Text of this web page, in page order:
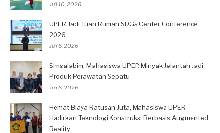
Juli 10, 2026
UPER Jadi Tuan Rumah SDGs Center Conference
2026
Juli 6, 2026
Simsalabim, Mahasiswa UPER Minyak Jelantah Jadi
Produk Perawatan Sepatu
Juli 6, 2026
Hemat Biaya Ratusan Juta, Mahasiswa UPER
Hadirkan Teknologi Konstruksi Berbasis Augmented
Reality